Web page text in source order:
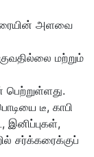
அளவை
மற்றும்
பெற்றுள்ளது.
டீ, காபி
இனிப்புகள்,
சர்க்கரைக்குப்